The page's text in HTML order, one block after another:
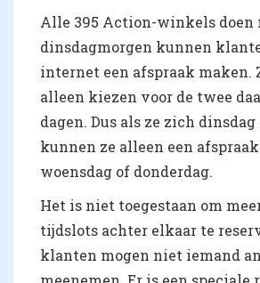
Alle 395 Action-winkels doen
dinsdagmorgen kunnen
internet een afspraak maken.
alleen kiezen voor de twee
dagen. Dus als ze zich
kunnen ze alleen een
woensdag of donderdag.
Het is niet toegestaan om
tijdslots achter elkaar te
klanten mogen niet iemand